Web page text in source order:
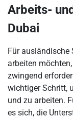
Arbeits-
Dubai
Für ausländische
arbeiten
zwingend
wichtiger Schritt,
und zu arbeiten.
es sich, die